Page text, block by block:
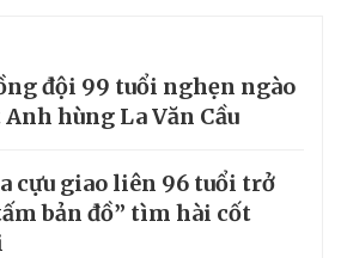
đội 99 tuổi nghẹn ngào
hùng La Văn Cầu
cựu giao liên 96 tuổi trở
bản đồ” tìm hài cốt